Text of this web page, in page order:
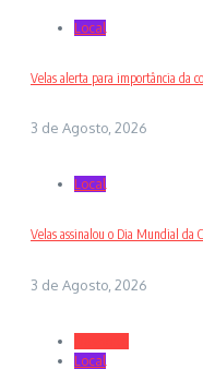
Local
Velas alerta para importância da
3 de Agosto, 2026
Local
Velas assinalou o Dia Mundial da
3 de Agosto, 2026
Local